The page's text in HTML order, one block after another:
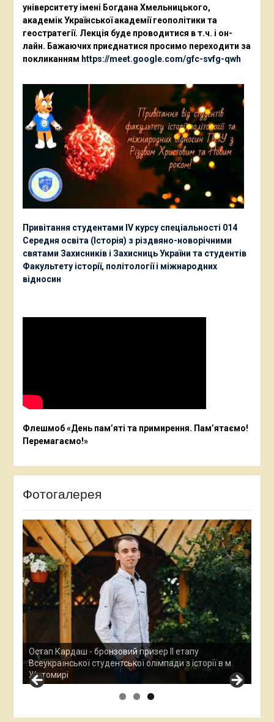
університету імені Богдана Хмельницького,
академік Української академії геополітики та
геостратегії. Лекція буде проводитися в т.ч. і он-
лайн. Бажаючих приєднатися просимо переходити за
покликанням https://meet.google.com/gfc-svfg-qwh
Привітання студентами ІV курсу спеціальності 014
Середня освіта (Історія) з різдвяно-новорічними
святами Захисників і Захисниць України та студентів
Факультету історії, політології і міжнародних
відносин
Флешмоб «День пам’яті та примирення. Пам’ятаємо!
Перемагаємо!»
Фотогалерея
Остап Кардаш - бронзовий призер ІІ етапу
Всеукраїнської студентської олімпади з історії в м.
Житомирі